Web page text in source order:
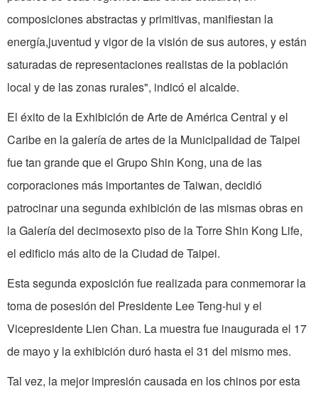
composiciones abstractas y primitivas, manifiestan la
energía,juventud y vigor de la visión de sus autores, y están
saturadas de representaciones realistas de la población
local y de las zonas rurales", indicó el alcalde.
El éxito de la Exhibición de Arte de América Central y el
Caribe en la galería de artes de la Municipalidad de Taipei
fue tan grande que el Grupo Shin Kong, una de las
corporaciones más importantes de Taiwan, decidió
patrocinar una segunda exhibición de las mismas obras en
la Galería del decimosexto piso de la Torre Shin Kong Life,
el edificio más alto de la Ciudad de Taipei.
Esta segunda exposición fue realizada para conmemorar la
toma de posesión del Presidente Lee Teng-hui y el
Vicepresidente Lien Chan. La muestra fue inaugurada el 17
de mayo y la exhibición duró hasta el 31 del mismo mes.
Tal vez, la mejor impresión causada en los chinos por esta